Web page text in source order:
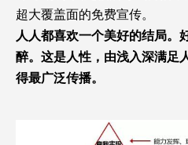
超大覆盖面的免费宣传。
人人都喜欢一个美好的结局。
醉。这是人性，由浅入深满足
得最广泛传播。